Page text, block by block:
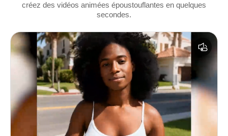
créez des vidéos animées époustouflantes en quelques
secondes.